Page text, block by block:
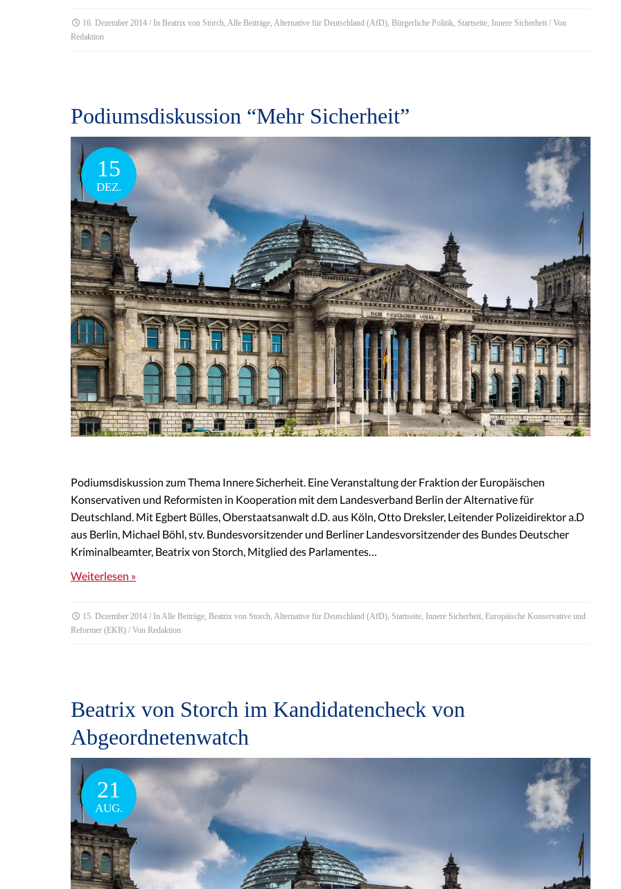
16. Dezember 2014 / In Beatrix von Storch Alle Beiträge Alternative für Deutschland (AfD) Bürgerliche Politik Startseite Innere Sicherheit / Von
Redaktion
Podiumsdiskussion “Mehr Sicherheit”
15
DEZ.
Podiumsdiskussion zum Thema Innere Sicherheit. Eine Veranstaltung der Fraktion der Europäischen
Konservativen und Reformisten in Kooperation mit dem Landesverband Berlin der Alternative für
Deutschland. Mit Egbert Bülles, Oberstaatsanwalt d.D. aus Köln, Otto Dreksler, Leitender Polizeidirektor a.D
aus Berlin, Michael Böhl, stv. Bundesvorsitzender und Berliner Landesvorsitzender des Bundes Deutscher
Kriminalbeamter, Beatrix von Storch, Mitglied des Parlamentes…
Weiterlesen »
15. Dezember 2014 / InAlle Beiträge, Beatrix von Storch, Alternative für Deutschland (AfD), Startseite, Innere Sicherheit, Europäische Konservative und
Reformer (EKR) / Von Redaktion
Beatrix von Storch im Kandidatencheck von
Abgeordnetenwatch
21
AUG.